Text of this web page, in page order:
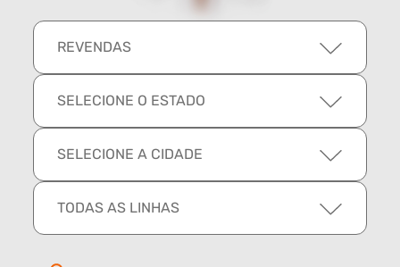
REVENDAS
SELECIONE O ESTADO
SELECIONE A CIDADE
TODAS AS LINHAS